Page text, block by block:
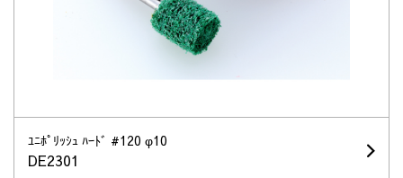
ﾕﾆﾎﾟﾘｯｼｭ ﾊｰﾄﾞ #120 φ10
DE2301